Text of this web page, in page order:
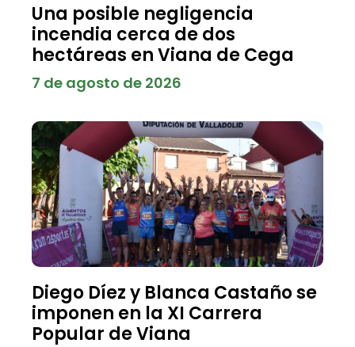
Una posible negligencia
incendia cerca de dos
hectáreas en Viana de Cega
7 de agosto de 2026
Diego Díez y Blanca Castaño se
imponen en la XI Carrera
Popular de Viana